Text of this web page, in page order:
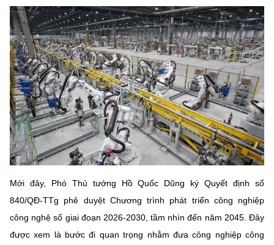
Bưu chính, Viễn thông
Sở hữu trí tuệ
Tiêu chuẩn, đo lường, chất lượng
Năng lượng nguyên tử
Tin tổng hợp
Tin địa phương
Lấy ý kiến người dân về dự thảo VBQPPL
Khoa học và Công nghệ
Đổi mới sáng tạo
Chuyển đổi số
Bưu chính, Viễn thông
Sở hữu trí tuệ
Tiêu chuẩn, đo lường, chất lượng
Năng lượng nguyên tử
Multimedia
THƯ ĐIỆN TỬ
Khác
Videos
Infographic
Ảnh
Voice
Chọn ngôn ngữ
Mới đây, Phó Thủ tướng Hồ Quốc Dũng ký Quyết định số
840/QĐ-TTg phê duyệt Chương trình phát triển công nghiệp
công nghệ số giai đoạn 2026-2030, tầm nhìn đến năm 2045. Đây
được xem là bước đi quan trọng nhằm đưa công nghiệp công